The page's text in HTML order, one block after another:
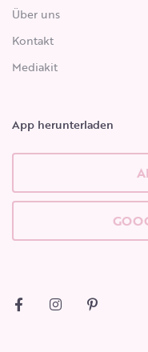
Über uns
Kontakt
Mediakit
App herunterladen